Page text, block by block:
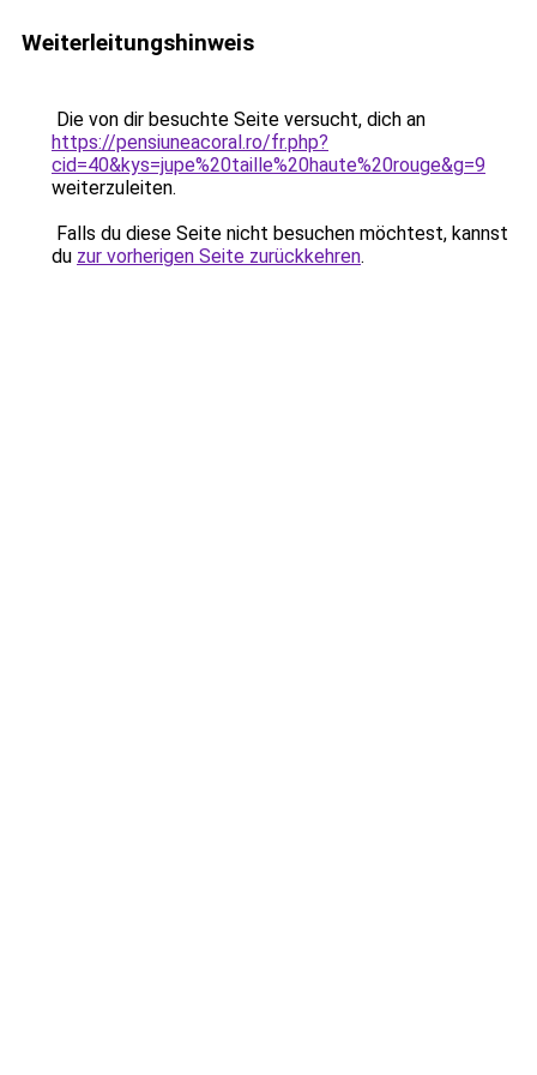
Weiterleitungshinweis
Die von dir besuchte Seite versucht, dich an
https://pensiuneacoral.ro/fr.php?
cid=40&kys=jupe%20taille%20haute%20rouge&g=9
weiterzuleiten.
Falls du diese Seite nicht besuchen möchtest, kannst
du zur vorherigen Seite zurückkehren.